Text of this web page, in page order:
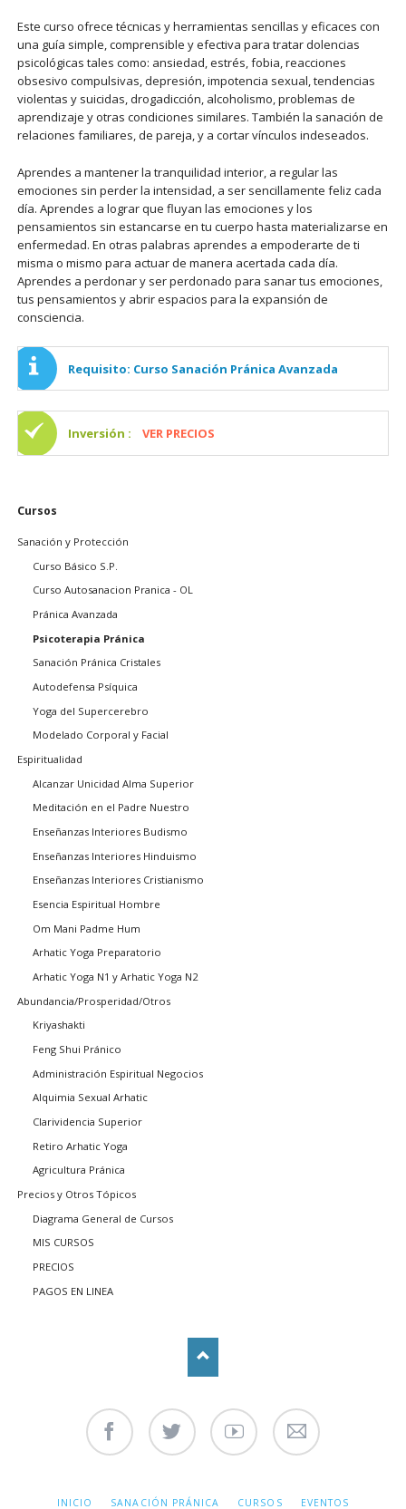
Este curso ofrece técnicas y herramientas sencillas y eficaces con
una guía simple, comprensible y efectiva para tratar dolencias
psicológicas tales como: ansiedad, estrés, fobia, reacciones
obsesivo compulsivas, depresión, impotencia sexual, tendencias
violentas y suicidas, drogadicción, alcoholismo, problemas de
aprendizaje y otras condiciones similares. También la sanación de
relaciones familiares, de pareja, y a cortar vínculos indeseados.
Aprendes a mantener la tranquilidad interior, a regular las
emociones sin perder la intensidad, a ser sencillamente feliz cada
día. Aprendes a lograr que fluyan las emociones y los
pensamientos sin estancarse en tu cuerpo hasta materializarse en
enfermedad. En otras palabras aprendes a empoderarte de ti
misma o mismo para actuar de manera acertada cada día.
Aprendes a perdonar y ser perdonado para sanar tus emociones,
tus pensamientos y abrir espacios para la expansión de
consciencia.
Requisito: Curso Sanación Pránica Avanzada
Inversión :VER PRECIOS
Saltar
Cursos
Sanación y Protección
Curso Básico S.P.
Curso Autosanacion Pranica - OL
Pránica Avanzada
Psicoterapia Pránica
Sanación Pránica Cristales
Autodefensa Psíquica
Yoga del Supercerebro
Modelado Corporal y Facial
Espiritualidad
Alcanzar Unicidad Alma Superior
Meditación en el Padre Nuestro
Enseñanzas Interiores Budismo
Enseñanzas Interiores Hinduismo
Enseñanzas Interiores Cristianismo
Esencia Espiritual Hombre
Om Mani Padme Hum
Arhatic Yoga Preparatorio
Arhatic Yoga N1 y Arhatic Yoga N2
Abundancia/Prosperidad/Otros
Kriyashakti
Feng Shui Pránico
Administración Espiritual Negocios
Alquimia Sexual Arhatic
Clarividencia Superior
Retiro Arhatic Yoga
Agricultura Pránica
Precios y Otros Tópicos
Diagrama General de Cursos
MIS CURSOS
PRECIOS
PAGOS EN LINEA
SALTAR
INICIO SANACIÓN PRÁNICA CURSOS EVENTOS